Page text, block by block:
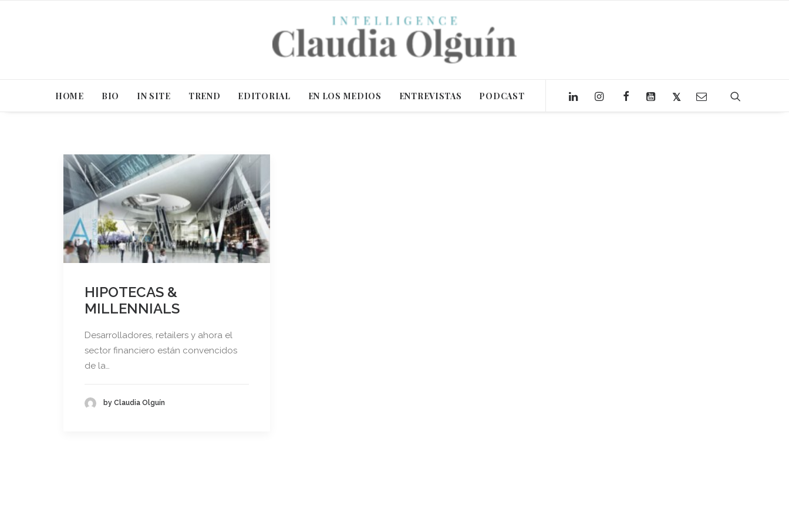
HOME BIO IN SITE TREND EDITORIAL EN LOS MEDIOS ENTREVISTAS PODCAST
HIPOTECAS &
MILLENNIALS
Desarrolladores, retailers y ahora el
sector financiero están convencidos
de la…
by Claudia Olguín